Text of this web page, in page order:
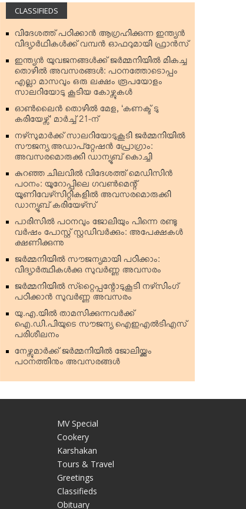
CLASSIFIEDS
വിദേശത്ത് പഠിക്കാന്‍ ആഗ്രഹിക്കുന്ന ഇന്ത്യന്‍
വിദ്യാര്‍ഥികള്‍ക്ക് വമ്പന്‍ ഓഫറുമായി ഫ്രാന്‍സ്
ഇന്ത്യന്‍ യുവജനങ്ങള്‍ക്ക് ജര്‍മ്മനിയില്‍ മികച്ച
തൊഴില്‍ അവസരങ്ങള്‍: പഠനത്തോടൊപ്പം
എല്ലാ മാസവും ഒരു ലക്ഷം രൂപയോളം
സാലറിയോടു കൂടിയ കോഴ്സുകള്‍
ഓണ്‍ലൈന്‍ തൊഴില്‍ മേള, ‘കണക്ട് ടു
കരിയേഴ്സ്’ മാര്‍ച്ച് 21-ന്
നഴ്‌സുമാര്‍ക്ക് സാലറിയോടുകൂടി ജര്‍മ്മനിയില്‍
സൗജന്യ അഡാപ്റ്റേഷന്‍ പ്രോഗ്രാം:
അവസരമൊരുക്കി ഡാന്യൂബ് കൊച്ചി
കുറഞ്ഞ ചിലവില്‍ വിദേശത്ത് മെഡിസിന്‍
പഠനം: യൂറോപ്പിലെ ഗവണ്‍മെന്റ്
യൂണിവേഴ്‌സിറ്റികളില്‍ അവസരമൊരുക്കി
ഡാന്യൂബ് കരിയേഴ്‌സ്
പാരിസില്‍ പഠനവും ജോലിയും പിന്നെ രണ്ടു
വര്‍ഷം പോസ്റ്റ് സ്റ്റഡിവര്‍ക്കും: അപേക്ഷകള്‍
ക്ഷണിക്കുന്നു
ജര്‍മ്മനിയില്‍ സൗജന്യമായി പഠിക്കാം:
വിദ്യാര്‍ത്ഥികള്‍ക്കു സുവര്‍ണ്ണ അവസരം
ജര്‍മ്മനിയില്‍ സ്‌റ്റൈപ്പന്റോടുകൂടി നഴ്‌സിംഗ്
പഠിക്കാന്‍ സുവര്‍ണ്ണ അവസരം
യു.എ.യില്‍ താമസിക്കുന്നവര്‍ക്ക്
ഐ.ഡി.പിയുടെ സൗജന്യ ഐഇഎല്‍ടിഎസ്
പരിശീലനം
നേഴ്സുമാര്‍ക്ക് ജര്‍മ്മനിയില്‍ ജോലിയ്ക്കും
പഠനത്തിനും അവസരങ്ങള്‍
MV Special
Cookery
Karshakan
Tours & Travel
Greetings
Classifieds
Obituary